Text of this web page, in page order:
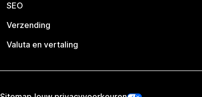
SEO
Verzending
Valuta en vertaling